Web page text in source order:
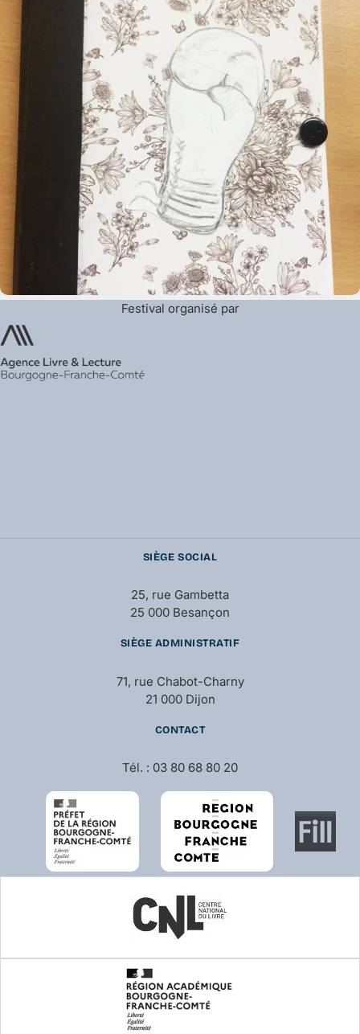
Festival organisé par
SIÈGE SOCIAL
25, rue Gambetta
25 000 Besançon
SIÈGE ADMINISTRATIF
71, rue Chabot-Charny
21 000 Dijon
CONTACT
Tél. : 03 80 68 80 20